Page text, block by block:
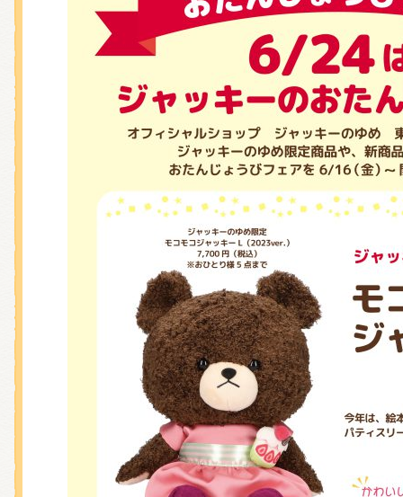
チア ジャッキーズ！
くまのがっこう しょくいんしつ
くまのがっこう 家庭科部